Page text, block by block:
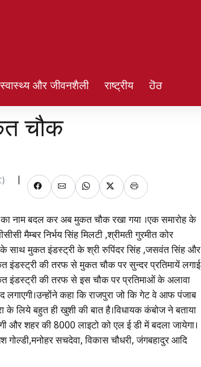
स्वास्थ्य और जीवनशैली राष्ट्रीय ਹੋਰ
चौक
का नाम बदल कर अब मुकत चौक रखा गया ।एक समारोह के
मैम्बर निर्भय सिंह मिलटी ,श्रीमती गुरमीत कोर
के साथ मुकत इंडस्ट्री के श्री रुपिंदर सिंह ,जसवंत सिंह और
इंडस्ट्री की तरफ से मुकत चौक पर सुन्दर प्रतिमायें लगाई
इंडस्ट्री की तरफ से इस चौक पर प्रतिमाओं के अलावा
लगाएगी।उन्होंने कहा कि राजपुरा जो कि गेट वे आफ पंजाब
के लिये बहुत ही खुशी की बात है।विधायक कंबोज ने बताया
शहर की 8000 लाइटो को एल ई डी में बदला जायेगा।
गोल्डी,मनोहर सचदेवा, विकास चौधरी, जंगबहादुर आदि